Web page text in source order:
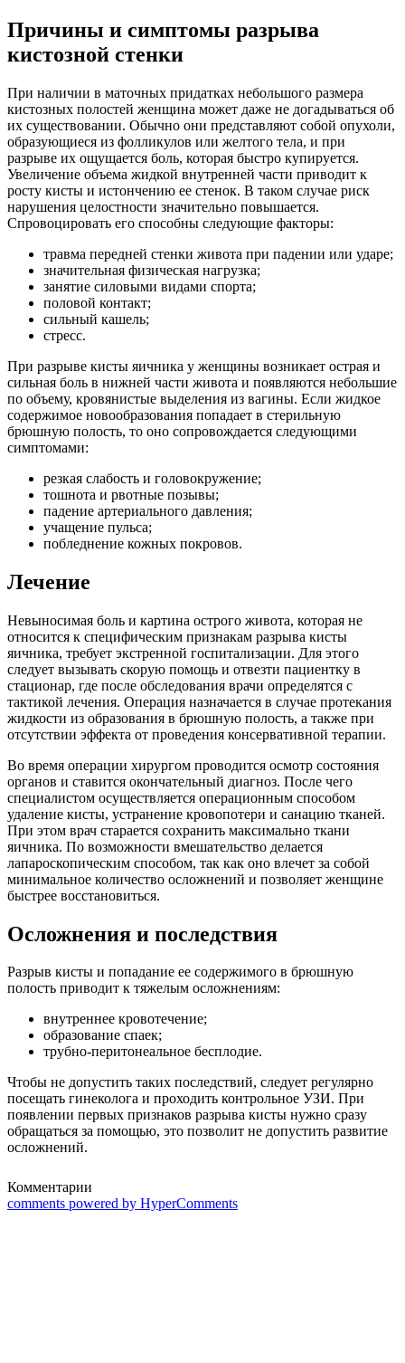
Причины и симптомы разрыва
кистозной стенки
При наличии в маточных придатках небольшого размера
кистозных полостей женщина может даже не догадываться об
их существовании. Обычно они представляют собой опухоли,
образующиеся из фолликулов или желтого тела, и при
разрыве их ощущается боль, которая быстро купируется.
Увеличение объема жидкой внутренней части приводит к
росту кисты и истончению ее стенок. В таком случае риск
нарушения целостности значительно повышается.
Спровоцировать его способны следующие факторы:
травма передней стенки живота при падении или ударе;
значительная физическая нагрузка;
занятие силовыми видами спорта;
половой контакт;
сильный кашель;
стресс.
При разрыве кисты яичника у женщины возникает острая и
сильная боль в нижней части живота и появляются небольшие
по объему, кровянистые выделения из вагины. Если жидкое
содержимое новообразования попадает в стерильную
брюшную полость, то оно сопровождается следующими
симптомами:
резкая слабость и головокружение;
тошнота и рвотные позывы;
падение артериального давления;
учащение пульса;
побледнение кожных покровов.
Лечение
Невыносимая боль и картина острого живота, которая не
относится к специфическим признакам разрыва кисты
яичника, требует экстренной госпитализации. Для этого
следует вызывать скорую помощь и отвезти пациентку в
стационар, где после обследования врачи определятся с
тактикой лечения. Операция назначается в случае протекания
жидкости из образования в брюшную полость, а также при
отсутствии эффекта от проведения консервативной терапии.
Во время операции хирургом проводится осмотр состояния
органов и ставится окончательный диагноз. После чего
специалистом осуществляется операционным способом
удаление кисты, устранение кровопотери и санацию тканей.
При этом врач старается сохранить максимально ткани
яичника. По возможности вмешательство делается
лапароскопическим способом, так как оно влечет за собой
минимальное количество осложнений и позволяет женщине
быстрее восстановиться.
Осложнения и последствия
Разрыв кисты и попадание ее содержимого в брюшную
полость приводит к тяжелым осложнениям:
внутреннее кровотечение;
образование спаек;
трубно-перитонеальное бесплодие.
Чтобы не допустить таких последствий, следует регулярно
посещать гинеколога и проходить контрольное УЗИ. При
появлении первых признаков разрыва кисты нужно сразу
обращаться за помощью, это позволит не допустить развитие
осложнений.
Комментарии
comments powered by HyperComments